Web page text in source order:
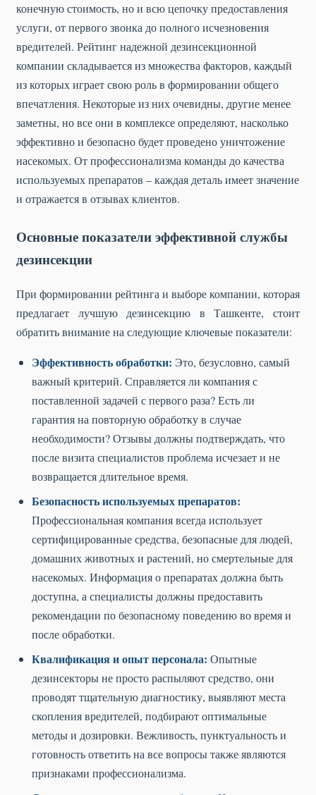
конечную стоимость, но и всю цепочку предоставления
услуги, от первого звонка до полного исчезновения
вредителей. Рейтинг надежной дезинсекционной
компании складывается из множества факторов, каждый
из которых играет свою роль в формировании общего
впечатления. Некоторые из них очевидны, другие менее
заметны, но все они в комплексе определяют, насколько
эффективно и безопасно будет проведено уничтожение
насекомых. От профессионализма команды до качества
используемых препаратов – каждая деталь имеет значение
и отражается в отзывах клиентов.
Основные показатели эффективной службы
дезинсекции
При формировании рейтинга и выборе компании, которая
предлагает лучшую дезинсекцию в Ташкенте, стоит
обратить внимание на следующие ключевые показатели:
Эффективность обработки: Это, безусловно, самый
важный критерий. Справляется ли компания с
поставленной задачей с первого раза? Есть ли
гарантия на повторную обработку в случае
необходимости? Отзывы должны подтверждать, что
после визита специалистов проблема исчезает и не
возвращается длительное время.
Безопасность используемых препаратов:
Профессиональная компания всегда использует
сертифицированные средства, безопасные для людей,
домашних животных и растений, но смертельные для
насекомых. Информация о препаратах должна быть
доступна, а специалисты должны предоставить
рекомендации по безопасному поведению во время и
после обработки.
Квалификация и опыт персонала: Опытные
дезинсекторы не просто распыляют средство, они
проводят тщательную диагностику, выявляют места
скопления вредителей, подбирают оптимальные
методы и дозировки. Вежливость, пунктуальность и
готовность ответить на все вопросы также являются
признаками профессионализма.